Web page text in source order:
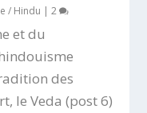
/ Hindu |2
et du
des
le Veda (post 6)